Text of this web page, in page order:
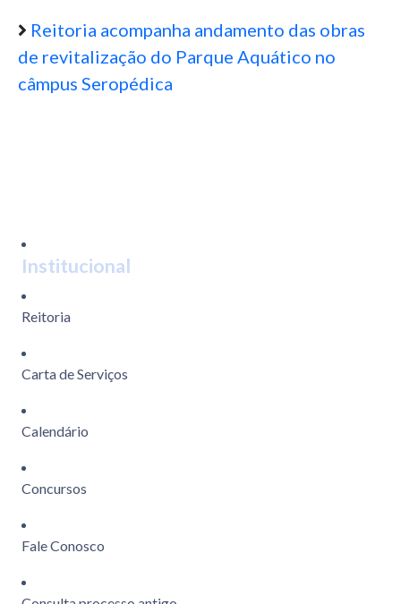
Reitoria acompanha andamento das obras
de revitalização do Parque Aquático no
câmpus Seropédica
Institucional
Reitoria
Carta de Serviços
Calendário
Concursos
Fale Conosco